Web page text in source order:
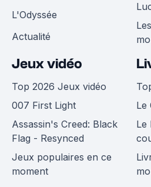
L'Odyssée
Actualité
Jeux vidéo
Top 2026 Jeux vidéo
007 First Light
Assassin's Creed: Black
Flag - Resynced
Jeux populaires en ce
moment
Le
Le